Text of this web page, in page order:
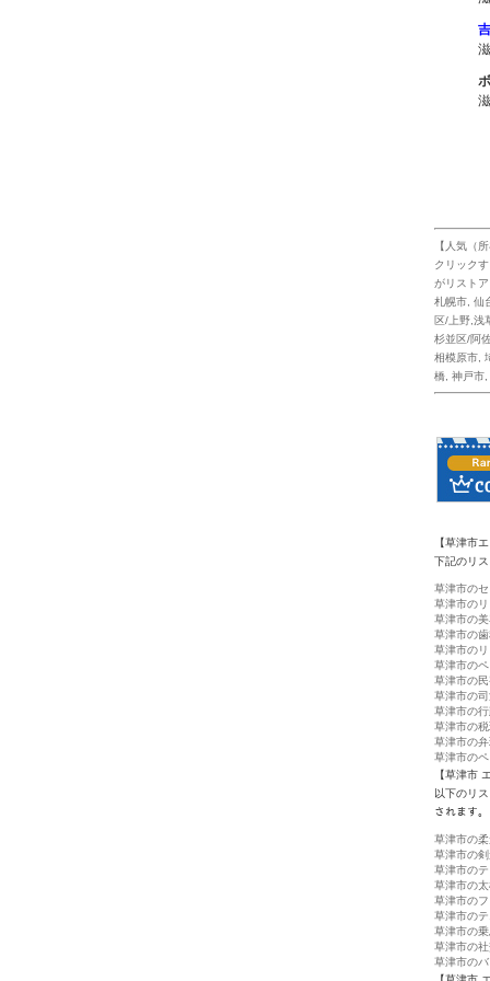
【人気（
クリック
がリスト
札幌市 仙
区/上野,浅
杉並区/阿
相模原市
橋 神戸市
【草津市
下記のリ
草津市の
草津市の
草津市の
草津市の
草津市の
草津市の
草津市の
草津市の
草津市の
草津市の
草津市の
草津市の
【草津市
以下のリ
されます。
草津市の
草津市の
草津市の
草津市の
草津市の
草津市の
草津市の
草津市の
草津市の